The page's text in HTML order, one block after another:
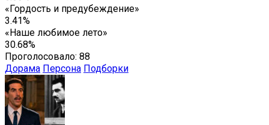
«Гордость и предубеждение»
3.41%
«Наше любимое лето»
30.68%
Проголосовало: 88
Дорама Персона Подборки